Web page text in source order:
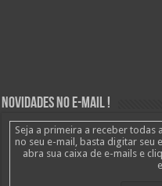
Novidades no E-mail !
Seja a primeira a receber todas
no seu e-mail, basta digitar seu
abra sua caixa de e-mails e